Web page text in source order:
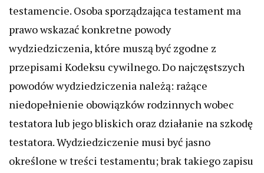
testamencie. Osoba sporządzająca testament ma
prawo wskazać konkretne powody
wydziedziczenia, które muszą być zgodne z
przepisami Kodeksu cywilnego. Do najczęstszych
powodów wydziedziczenia należą: rażące
niedopełnienie obowiązków rodzinnych wobec
testatora lub jego bliskich oraz działanie na szkodę
testatora. Wydziedziczenie musi być jasno
określone w treści testamentu; brak takiego zapisu